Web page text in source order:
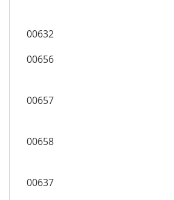
00632
00656
00657
00658
00637